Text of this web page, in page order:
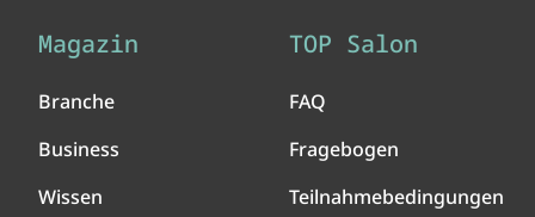
Magazin
Branche
Business
Wissen
TOP Salon
FAQ
Fragebogen
Teilnahmebedingungen